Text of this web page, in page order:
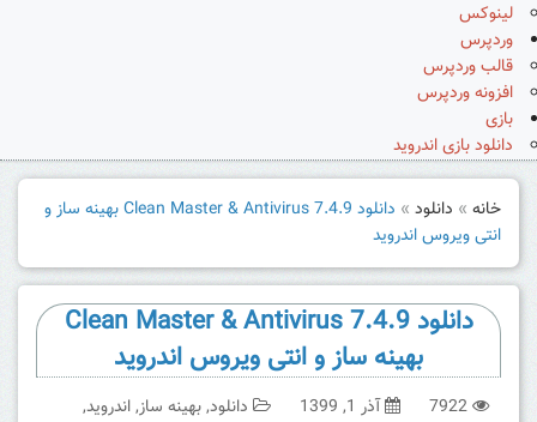
لینوکس
وردپرس
قالب وردپرس
افزونه وردپرس
بازی
دانلود بازی اندروید
خانه » دانلود »
دانلود Clean Master & Antivirus 7.4.9 بهینه ساز و
انتی ویروس اندروید
دانلود Clean Master & Antivirus 7.4.9
بهینه ساز و انتی ویروس اندروید
7922 آذر 1, 1399 دانلود,بهینه ساز,اندروید,